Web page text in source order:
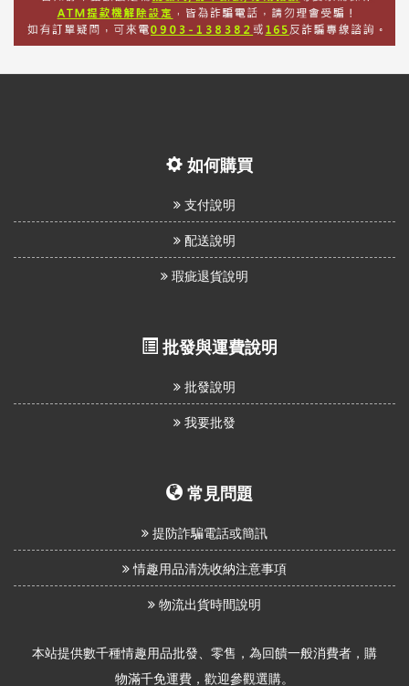
如何購買
支付說明
配送說明
瑕疵退貨說明
批發與運費說明
批發說明
我要批發
常見問題
提防詐騙電話或簡訊
情趣用品清洗收納注意事項
物流出貨時間說明
本站提供數千種情趣用品批發、零售，為回饋一般消費者，購
物滿千免運費，歡迎參觀選購。